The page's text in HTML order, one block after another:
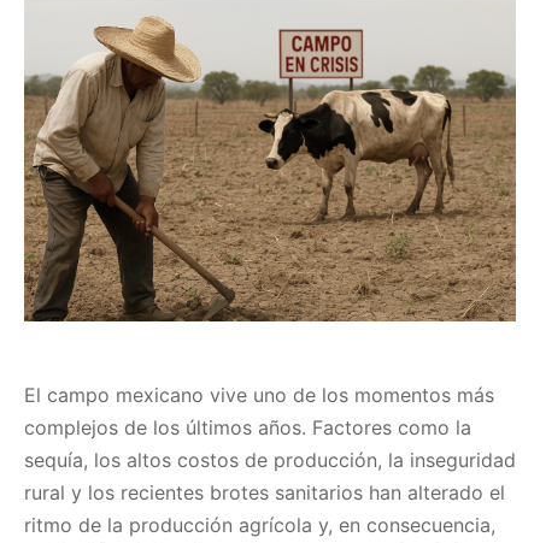
El campo mexicano vive uno de los momentos más
complejos de los últimos años. Factores como la
sequía, los altos costos de producción, la inseguridad
rural y los recientes brotes sanitarios han alterado el
ritmo de la producción agrícola y, en consecuencia,